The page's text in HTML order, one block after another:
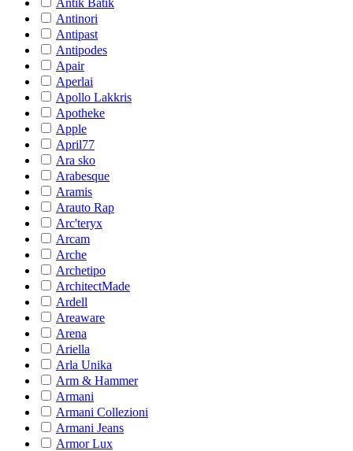
Antik Batik
Antinori
Antipast
Antipodes
Apair
Aperlai
Apollo Lakkris
Apotheke
Apple
April77
Ara sko
Arabesque
Aramis
Arauto Rap
Arc'teryx
Arcam
Arche
Archetipo
ArchitectMade
Ardell
Areaware
Arena
Ariella
Arla Unika
Arm & Hammer
Armani
Armani Collezioni
Armani Jeans
Armor Lux